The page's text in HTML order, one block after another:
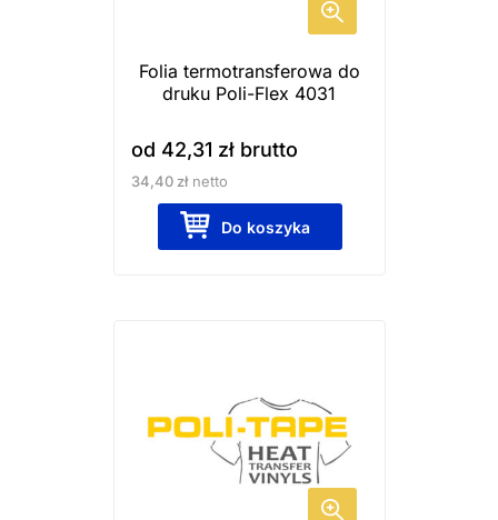
Folia termotransferowa do
druku Poli-Flex 4031
od 42,31 złbrutto
34,40 złnetto
Do koszyka
można
na
stronie
wiele
wariantów.
Opcje
można